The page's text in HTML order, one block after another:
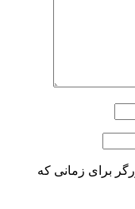
برای زمانی که